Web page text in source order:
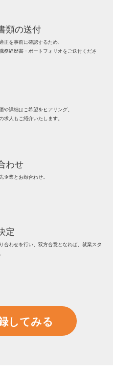
類の送付
正を事前に確認するため、
務経歴書・ポートフォリオをご送付くださ
や詳細はご希望をヒアリング。
求人もご紹介いたします。
わせ
企業とお顔合わせ。
定
合わせを行い、双方合意となれば、就業スタ
してみる